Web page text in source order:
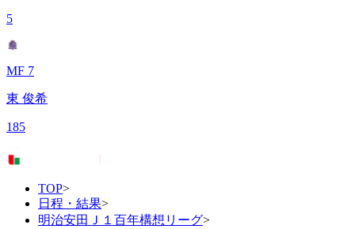
5
MF 7
東 俊希
185
TOP>
日程・結果>
明治安田Ｊ１百年構想リーグ>